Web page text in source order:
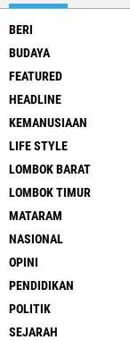
BERI
BUDAYA
FEATURED
HEADLINE
KEMANUSIAAN
LIFE STYLE
LOMBOK BARAT
LOMBOK TIMUR
MATARAM
NASIONAL
OPINI
PENDIDIKAN
POLITIK
SEJARAH